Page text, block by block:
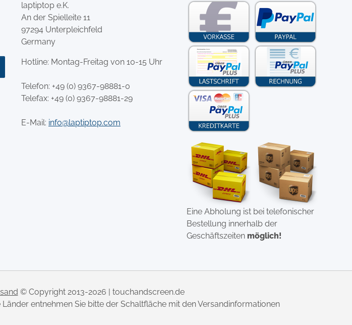
laptiptop e.K.
An der Spielleite 11
97294 Unterpleichfeld
Germany
Hotline: Montag-Freitag von 10-15 Uhr
Telefon: +49 (0) 9367-98881-0
Telefax: +49 (0) 9367-98881-29
E-Mail: info@laptiptop.com
Eine Abholung ist bei telefonischer
Bestellung innerhalb der
Geschäftszeiten möglich!
© Copyright 2013-2026 | touchandscreen.de
entnehmen Sie bitte der Schaltfläche mit den Versandinformationen